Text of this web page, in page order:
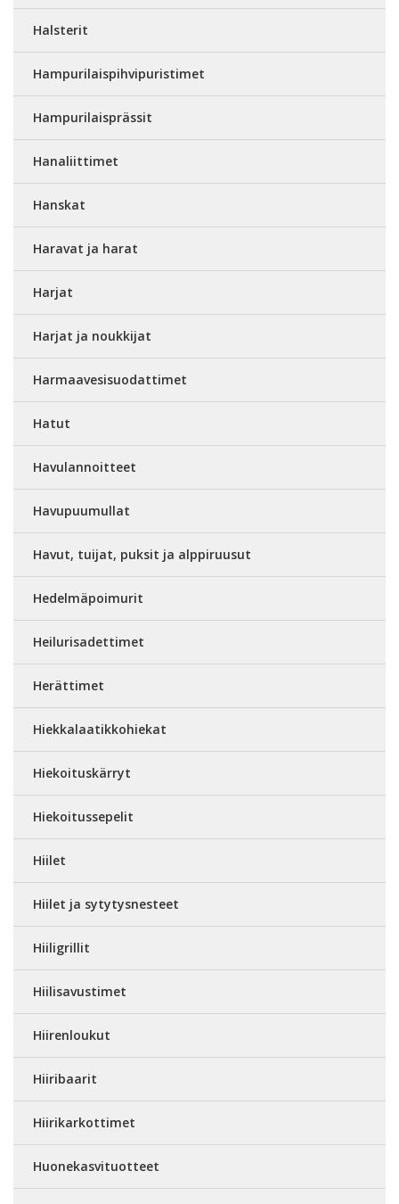
Halsterit
Hampurilaispihvipuristimet
Hampurilaisprässit
Hanaliittimet
Hanskat
Haravat ja harat
Harjat
Harjat ja noukkijat
Harmaavesisuodattimet
Hatut
Havulannoitteet
Havupuumullat
Havut, tuijat, puksit ja alppiruusut
Hedelmäpoimurit
Heilurisadettimet
Herättimet
Hiekkalaatikkohiekat
Hiekoituskärryt
Hiekoitussepelit
Hiilet
Hiilet ja sytytysnesteet
Hiiligrillit
Hiilisavustimet
Hiirenloukut
Hiiribaarit
Hiirikarkottimet
Huonekasvituotteet